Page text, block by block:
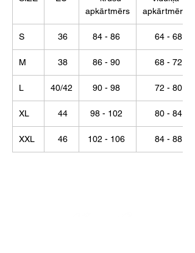
apkārtmērs
apkārtmērs
S 36 84 - 86 64 - 68
M 38 86 - 90 68 - 72
L 40/42 90 - 98 72 - 80
XL 44 98 - 102 80 - 84
XXL 46 102 - 106 84 - 88